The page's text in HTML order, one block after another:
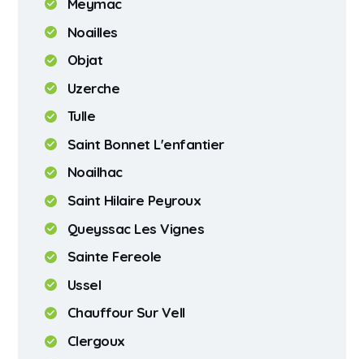
Meymac
Noailles
Objat
Uzerche
Tulle
Saint Bonnet L'enfantier
Noailhac
Saint Hilaire Peyroux
Queyssac Les Vignes
Sainte Fereole
Ussel
Chauffour Sur Vell
Clergoux